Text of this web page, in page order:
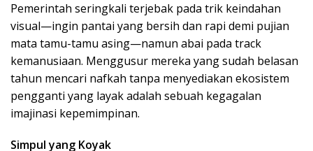
Pemerintah seringkali terjebak pada trik keindahan
visual—ingin pantai yang bersih dan rapi demi pujian
mata tamu-tamu asing—namun abai pada track
kemanusiaan. Menggusur mereka yang sudah belasan
tahun mencari nafkah tanpa menyediakan ekosistem
pengganti yang layak adalah sebuah kegagalan
imajinasi kepemimpinan.
Simpul yang Koyak